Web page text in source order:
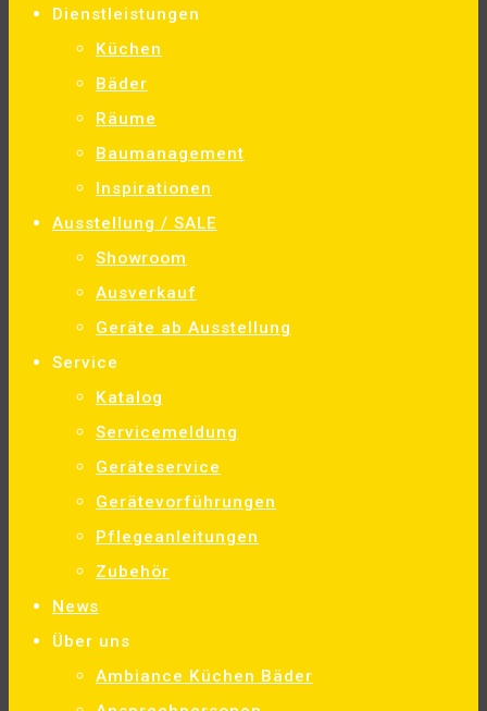
Dienstleistungen
Küchen
Bäder
Räume
Baumanagement
Inspirationen
Ausstellung / SALE
Showroom
Ausverkauf
Geräte ab Ausstellung
Service
Katalog
Servicemeldung
Geräteservice
Gerätevorführungen
Pflegeanleitungen
Zubehör
News
Über uns
Ambiance Küchen Bäder